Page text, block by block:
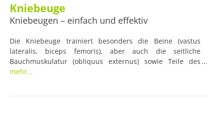
Kniebeuge
Kniebeugen – einfach und effektiv
Die Kniebeuge trainiert besonders die Beine (vastus
lateralis, biceps femoris), aber auch die seitliche
Bauchmuskulatur (obliquus externus) sowie Teile des
Rückens (erector spinae). Sie ist einfach und kann überall
mehr...